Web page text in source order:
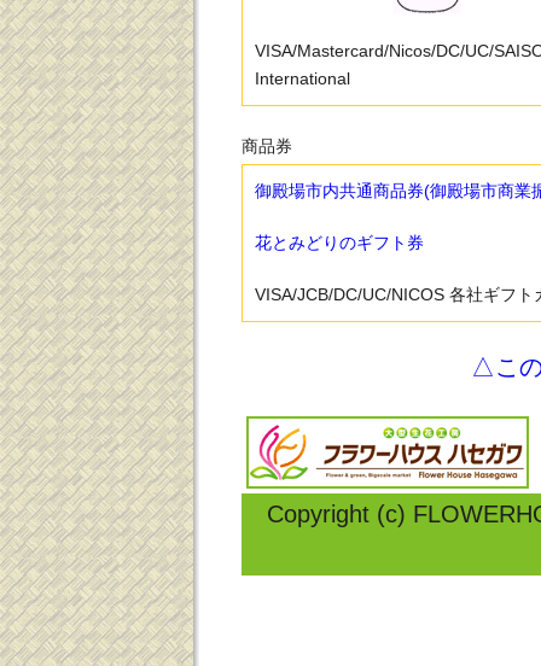
VISA/Mastercard/Nicos/DC/UC/
International
商品券
御殿場市内共通商品券(御殿場市商業
花とみどりのギフト券
VISA/JCB/DC/UC/NICOS 各社ギフト
△こ
Copyright (c)